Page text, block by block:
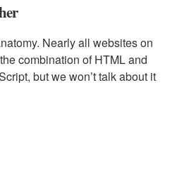
Nearly all websites on
combination of HTML and
but we won’t talk about it